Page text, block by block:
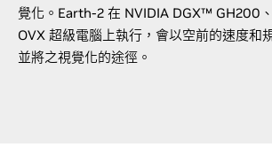
覺化。Earth-2 在 NVIDIA DGX™ GH200
OVX 超級電腦上執行，會以空前的速度和
並將之視覺化的途徑。